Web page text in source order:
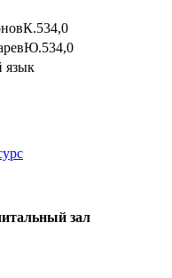
язык
зал